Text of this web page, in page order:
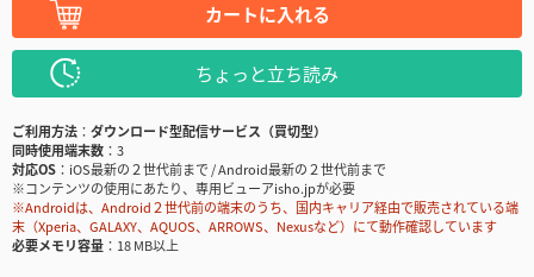
カートに入れる
ちょっと立ち読み
ご利用方法
ダウンロード型配信サービス（買切型）
同時使用端末数
3
対応OS
iOS最新の２世代前まで / Android最新の２世代前まで
※コンテンツの使用にあたり、専用ビューアisho.jpが必要
※Androidは、Android２世代前の端末のうち、国内キャリア経由で販売されている端
末（Xperia、GALAXY、AQUOS、ARROWS、Nexusなど）にて動作確認しています
必要メモリ容量
18 MB以上